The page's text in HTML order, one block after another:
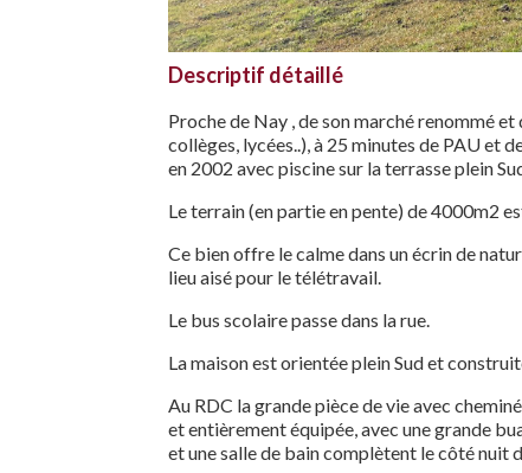
Descriptif détaillé
Proche de Nay , de son marché renommé
collèges, lycées..), à 25 minutes de PAU et
en 2002 avec piscine sur la terrasse plein
Le terrain (en partie en pente) de 4000m2
Ce bien offre le calme dans un écrin de
lieu aisé pour le télétravail.
Le bus scolaire passe dans la rue.
La maison est orientée plein Sud et
Au RDC la grande pièce de vie avec
et entièrement équipée, avec une grande
et une salle de bain complètent le côté nuit